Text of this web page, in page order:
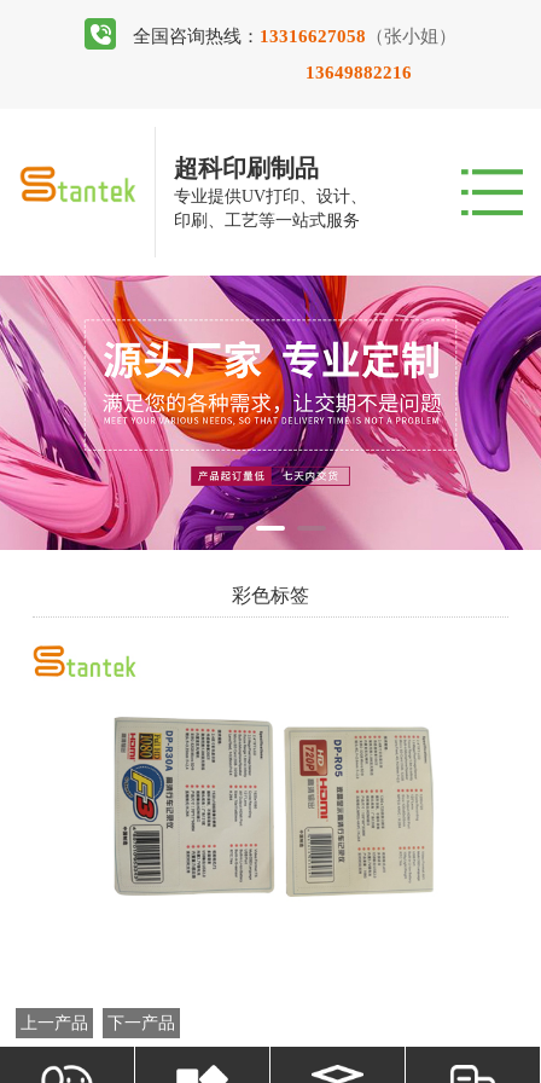
全国咨询热线： 13316627058 （张小姐）
13649882216
超科印刷制品
专业提供UV打印、设计、
印刷、工艺等一站式服务
彩色标签
上一产品 下一产品